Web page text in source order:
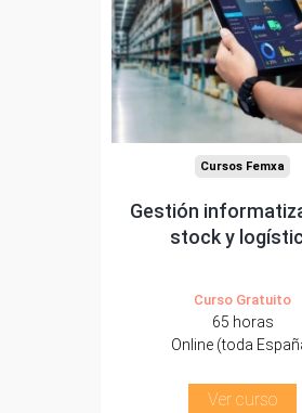
trabajadores y
autónomos.
Sector
-Grandes
Cursos Femxa
Gestión
stock y
Curso Gratuito
65 horas
Online (toda
Ver curso